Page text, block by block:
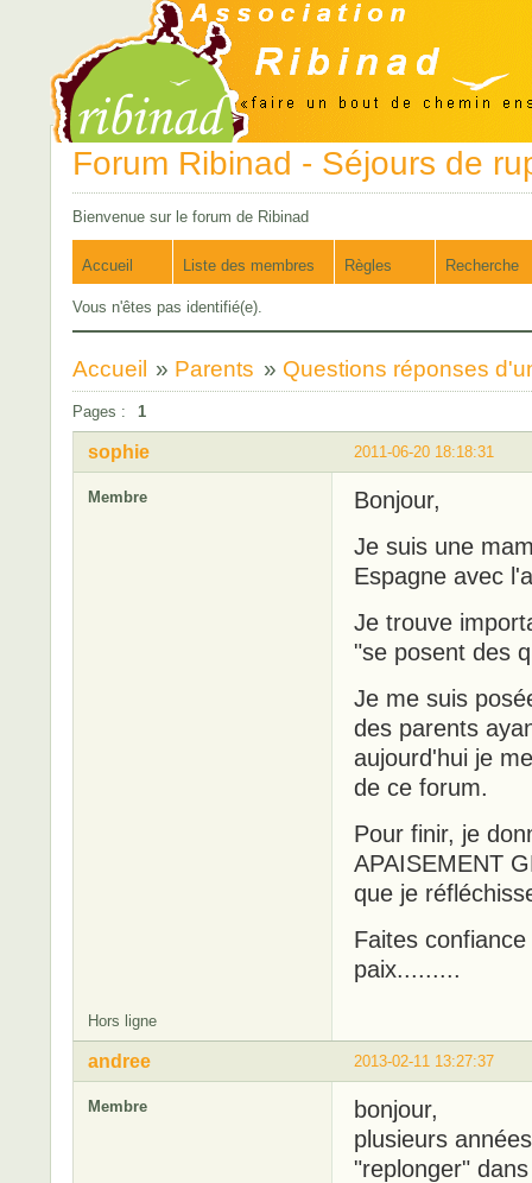
Forum Ribinad - Séjours de
Bienvenue sur le forum de Ribinad
Accueil Liste des membres Règles Recherche
Vous n'êtes pas identifié(e).
Accueil » Parents » Questions réponses
Pages : 1
2011-06-20 18:18:31
sophie
Membre
Bonjour,
Je suis une
Espagne avec
Je trouve
"se posent des
Je me suis
des parents
aujourd'hui je
de ce forum.
Pour finir, je
APAISEMENT
que je
Faites
paix.........
Hors ligne
2013-02-11 13:27:37
andree
Membre
bonjour,
plusieurs
"replonger"